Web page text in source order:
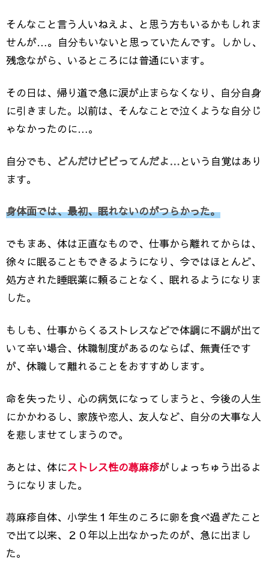
そんなこと言う人いねえよ、と思う方もいるかもしれま
せんが…。自分もいないと思っていたんです。しかし、
残念ながら、いるところには普通にいます。
その日は、帰り道で急に涙が止まらなくなり、自分自身
に引きました。以前は、そんなことで泣くような自分じ
ゃなかったのに…。
自分でも、 どんだけビビってんだよ…という自覚はあり
ます。
身体面では、最初、眠れないのがつらかった。
でもまあ、体は正直なもので、仕事から離れてからは、
徐々に眠ることもできるようになり、今ではほとんど、
処方された睡眠薬に頼ることなく、眠れるようになりま
した。
もしも、仕事からくるストレスなどで体調に不調が出て
いて辛い場合、休職制度があるのならば、無責任です
が、休職して離れることをおすすめします。
命を失ったり、心の病気になってしまうと、今後の人生
にかかわるし、家族や恋人、友人など、自分の大事な人
を悲しませてしまうので。
あとは、体にストレス性の蕁麻疹がしょっちゅう出るよ
うになりました。
蕁麻疹自体、小学生１年生のころに卵を食べ過ぎたこと
で出て以来、２０年以上出なかったのが、急に出まし
た。